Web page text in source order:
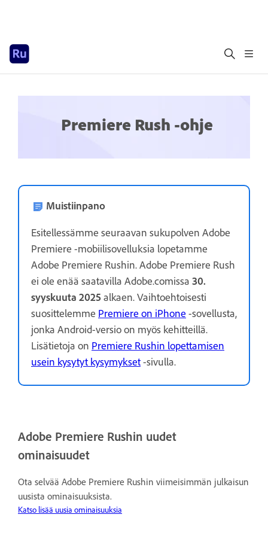
Premiere Rush -ohje
Muistiinpano
Esitellessämme seuraavan sukupolven Adobe
Premiere -mobiilisovelluksia lopetamme
Adobe Premiere Rushin. Adobe Premiere Rush
ei ole enää saatavilla Adobe.comissa 30.
syyskuuta 2025alkaen. Vaihtoehtoisesti
suosittelemme Premiere on iPhone -sovellusta,
jonka Android-versio on myös kehitteillä.
Lisätietoja on Premiere Rushin lopettamisen
usein kysytyt kysymykset-sivulla.
Adobe Premiere Rushin uudet
ominaisuudet
Ota selvää Adobe Premiere Rushin viimeisimmän julkaisun
uusista ominaisuuksista.
Katso lisää uusia ominaisuuksia